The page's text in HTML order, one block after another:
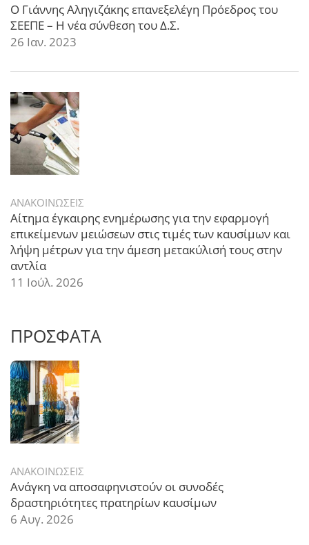
Ο Γιάννης Αληγιζάκης επανεξελέγη Πρόεδρος του
ΣΕΕΠΕ – Η νέα σύνθεση του Δ.Σ.
26 Ιαν. 2023
ΑΝΑΚΟΙΝΩΣΕΙΣ
Αίτημα έγκαιρης ενημέρωσης για την εφαρμογή
επικείμενων μειώσεων στις τιμές των καυσίμων και
λήψη μέτρων για την άμεση μετακύλισή τους στην
αντλία
11 Ιούλ. 2026
ΠΡΟΣΦΑΤΑ
ΑΝΑΚΟΙΝΩΣΕΙΣ
Ανάγκη να αποσαφηνιστούν οι συνοδές
δραστηριότητες πρατηρίων καυσίμων
6 Αυγ. 2026